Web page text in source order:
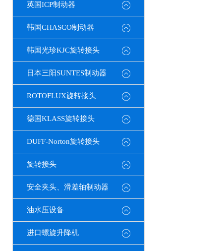
英国ICP制动器
韩国CHASCO制动器
韩国光珍KJC旋转接头
日本三阳SUNTES制动器
ROTOFLUX旋转接头
德国KLASS旋转接头
DUFF-Norton旋转接头
旋转接头
安全夹头、滑差轴制动器
油水压设备
进口螺旋升降机